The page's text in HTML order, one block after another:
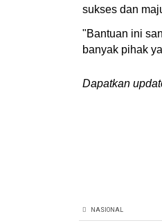
sukses dan
"Bantuan ini
banyak pihak
Dapatkan
NASIONAL